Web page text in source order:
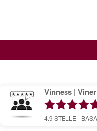
Vinness |
4.9 STELLE -